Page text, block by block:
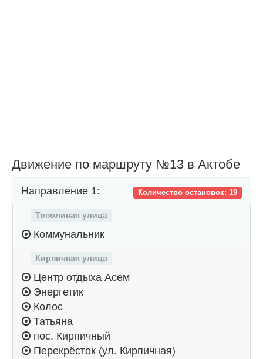
Движение по маршруту №13 в Актобе
Количество остановок: 19
Направление 1:
Тополиная улица
Коммунальник
Кирпичная улица
Центр отдыха Асем
Энергетик
Колос
Татьяна
пос. Кирпичный
Перекрёсток (ул. Кирпичная)